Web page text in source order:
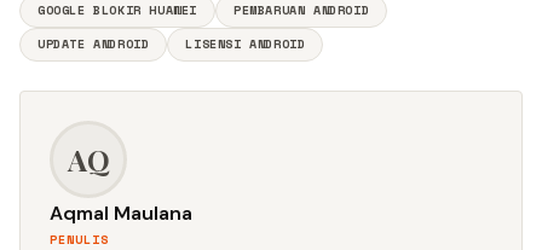
GOOGLE BLOKIR HUAWEI
PEMBARUAN ANDROID
UPDATE ANDROID
LISENSI ANDROID
AQ
Aqmal Maulana
PENULIS